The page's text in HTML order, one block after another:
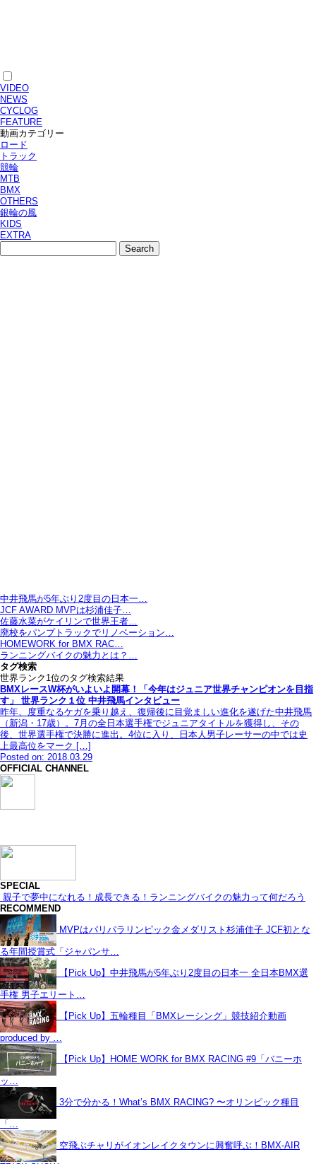
VIDEO
NEWS
CYCLOG
FEATURE
動画カテゴリー
ロード
トラック
競輪
MTB
BMX
OTHERS
銀輪の風
KIDS
EXTRA
中井飛馬が5年ぶり2度目の日本一…
JCF AWARD MVPは杉浦佳子…
佐藤水菜がケイリンで世界王者…
廃校をパンプトラックでリノベーション…
HOMEWORK for BMX RAC…
ランニングバイクの魅力とは？…
タグ検索
世界ランク1位のタグ検索結果
BMXレースW杯がいよいよ開幕！「今年はジュニア世界チャンピオンを目指
す」 世界ランク１位 中井飛馬インタビュー
昨年、度重なるケガを乗り越え、復帰後に目覚ましい進化を遂げた中井飛馬
（新潟・17歳）。7月の全日本選手権でジュニアタイトルを獲得し、その
後、世界選手権で決勝に進出。4位に入り、日本人男子レーサーの中では史
上最高位をマーク […]
Posted on: 2018.03.29
OFFICIAL CHANNEL
SPECIAL
親子で夢中になれる！成長できる！ランニングバイクの魅力って何だろう
RECOMMEND
MVPはパリパラリンピック金メダリスト杉浦佳子 JCF初とな
る年間授賞式「ジャパンサ…
【Pick Up】中井飛馬が5年ぶり2度目の日本一 全日本BMX選
手権 男子エリート…
【Pick Up】五輪種目「BMXレーシング」競技紹介動画
produced by …
【Pick Up】HOME WORK for BMX RACING #9「バニーホ
ッ…
3分で分かる！What’s BMX RACING? 〜オリンピック種目
「…
空飛ぶチャリがイオンレイクタウンに興奮呼ぶ！BMX-AIR